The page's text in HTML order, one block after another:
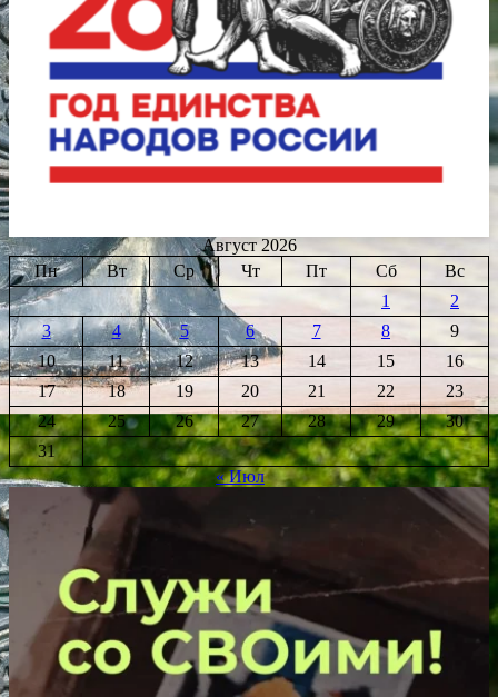
Август 2026
Пн
Вт Ср Чт Пт Сб
Вс
1
2
3
4 5 6 7 8
9
10
11 12 13 14 15
16
17
18 19 20 21 22
23
24
25 26 27 28 29
30
31
« Июл